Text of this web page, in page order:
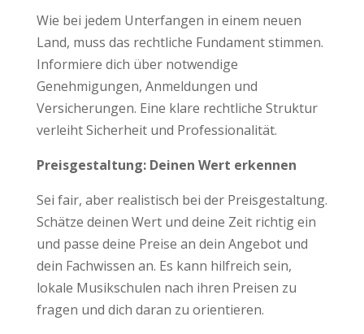
Wie bei jedem Unterfangen in einem neuen
Land, muss das rechtliche Fundament stimmen.
Informiere dich über notwendige
Genehmigungen, Anmeldungen und
Versicherungen. Eine klare rechtliche Struktur
verleiht Sicherheit und Professionalität.
Preisgestaltung: Deinen Wert erkennen
Sei fair, aber realistisch bei der Preisgestaltung.
Schätze deinen Wert und deine Zeit richtig ein
und passe deine Preise an dein Angebot und
dein Fachwissen an. Es kann hilfreich sein,
lokale Musikschulen nach ihren Preisen zu
fragen und dich daran zu orientieren.